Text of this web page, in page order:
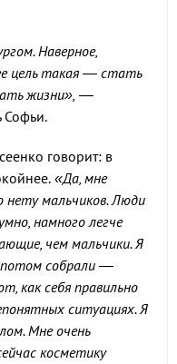
Наверное,
цель такая — стать
жизни», —
Софьи.
говорит: в
«Да, мне
мальчиков. Люди
намного легче
чем мальчики. Я
потом собрали —
как себя правильно
ситуациях. Я
Мне очень
косметику